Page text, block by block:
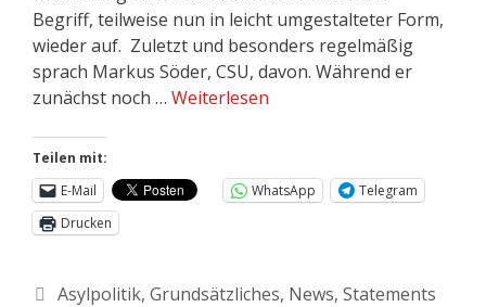
Begriff, teilweise nun in leicht umgestalteter Form,
wieder auf. Zuletzt und besonders regelmäßig
sprach Markus Söder, CSU, davon. Während er
zunächst noch … Weiterlesen
Teilen mit:
E-Mail
WhatsApp
Telegram
Drucken
Asylpolitik, Grundsätzliches, News, Statements